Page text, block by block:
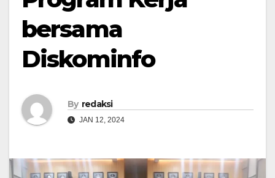
bersama
Diskominfo
By redaksi
JAN 12, 2024